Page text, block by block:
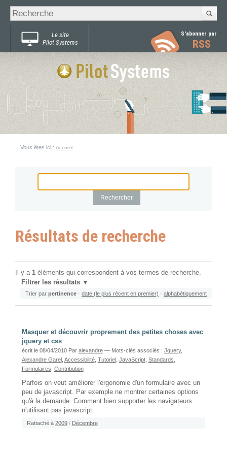
Chercher par
Recherche
avancée…
Le site
Pilot Systems
S'abonner par
RSS
Vous êtes ici : Accueil
Résultats de recherche
Il y a 1 éléments qui correspondent à vos termes de recherche.
Filtrer les résultats
Trier par pertinence · date (le plus récent en premier) · alphabétiquement
Masquer et découvrir proprement des petites choses avec
jquery et css
écrit le 08/04/2010 Par alexandre — Mots-clés associés : Jquery,
Alexandre Garel, Accessibilité, Tutoriel, JavaScript, Standards
Formulaires Contribution
Parfois on veut améliorer l'ergonomie d'un formulaire avec un
peu de javascript. Par exemple ne montrer certaines options
qu'à la demande. Comment bien supporter les navigateurs
n'utilisant pas javascript.
Rattaché à 2009 / Décembre